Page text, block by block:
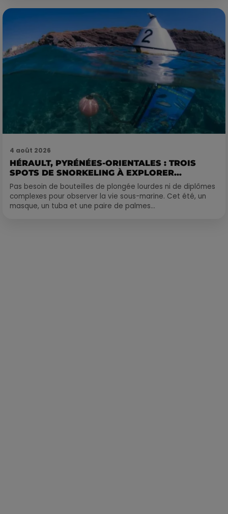
4 août 2026
HÉRAULT, PYRÉNÉES-ORIENTALES : TROIS
SPOTS DE SNORKELING À EXPLORER...
Pas besoin de bouteilles de plongée lourdes ni de diplômes
complexes pour observer la vie sous-marine. Cet été, un
masque, un tuba et une paire de palmes...